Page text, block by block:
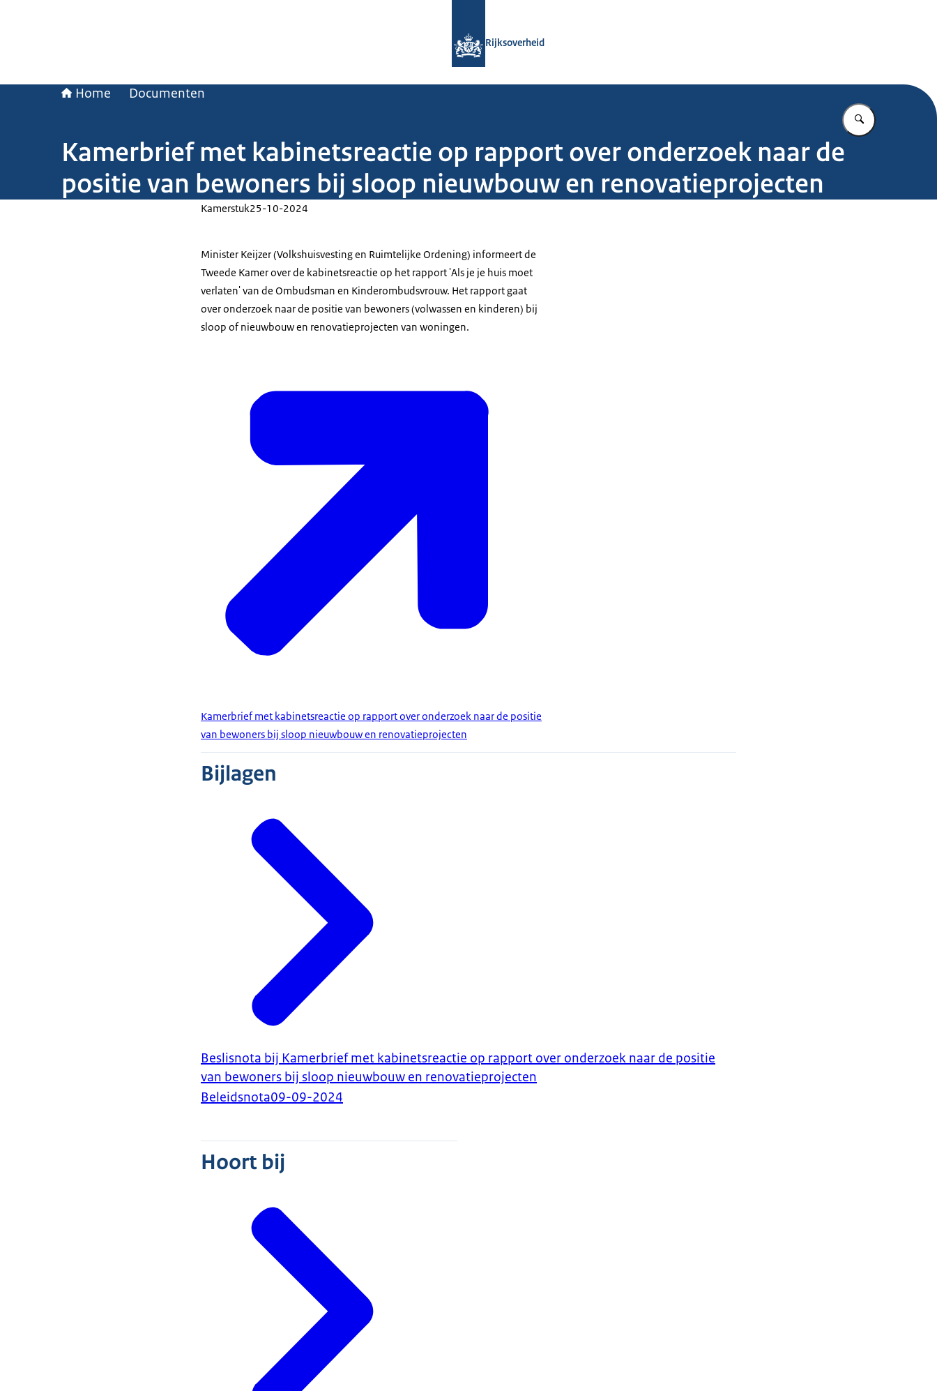
Rijksoverheid
Home Documenten
Vul in wat u
Kamerbrief met kabinetsreactie op rapport over onderzoek naar de
positie van bewoners bij sloop nieuwbouw en renovatieprojecten
Kamerstuk25-10-2024
Minister Keijzer (Volkshuisvesting en Ruimtelijke Ordening) informeert de
Tweede Kamer over de kabinetsreactie op het rapport 'Als je je huis moet
verlaten' van de Ombudsman en Kinderombudsvrouw. Het rapport gaat
over onderzoek naar de positie van bewoners (volwassen en kinderen) bij
sloop of nieuwbouw en renovatieprojecten van woningen.
Kamerbrief met kabinetsreactie op rapport over onderzoek naar de positie
van bewoners bij sloop nieuwbouw en renovatieprojecten
Bijlagen
Beslisnota bij Kamerbrief met kabinetsreactie op rapport over onderzoek naar de positie
van bewoners bij sloop nieuwbouw en renovatieprojecten
Beleidsnota09-09-2024
Hoort bij